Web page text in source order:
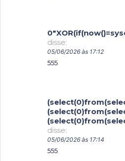
disse:
05/06/2026 às 17:12
555
disse:
05/06/2026 às 17:14
555